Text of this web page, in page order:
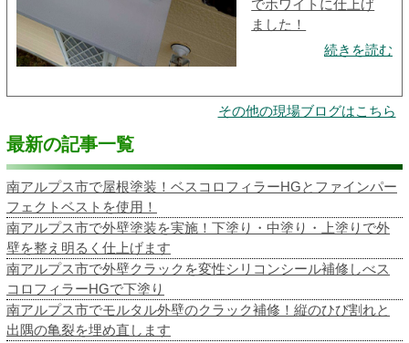
でホワイトに仕上げ
ました！
続きを読む
その他の現場ブログはこちら
最新の記事一覧
南アルプス市で屋根塗装！ベスコロフィラーHGとファインパー
フェクトベストを使用！
南アルプス市で外壁塗装を実施！下塗り・中塗り・上塗りで外
壁を整え明るく仕上げます
南アルプス市で外壁クラックを変性シリコンシール補修しべス
コロフィラーHGで下塗り
南アルプス市でモルタル外壁のクラック補修！縦のひび割れと
出隅の亀裂を埋め直します